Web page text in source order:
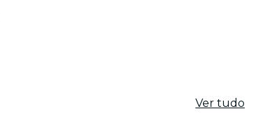
Ver tudo